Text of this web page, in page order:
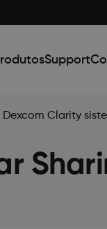
Support
Clarity